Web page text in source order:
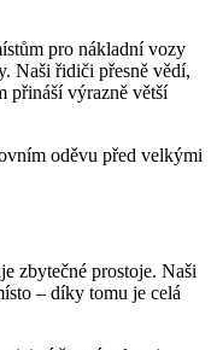
pro nákladní vozy
Naši řidiči přesně vědí,
přináší výrazně větší
zbytečné prostoje. Naši
– díky tomu je celá